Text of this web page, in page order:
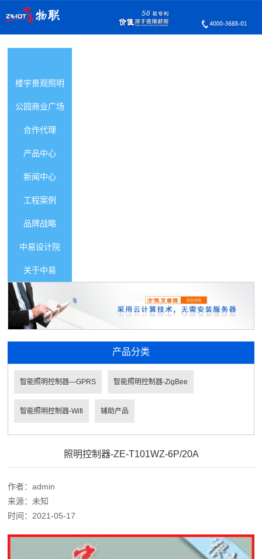
楼宇景观照明
公园商业广场
合作代理
产品中心
新闻中心
工程案例
品牌战略
中易设计院
关于中易
产品分类
智能照明控制器—GPRS 智能照明控制器-ZigBee
智能照明控制器-Wifi 辅助产品
照明控制器-ZE-T101WZ-6P/20A
作者：admin
来源： 未知
时间： 2021-05-17